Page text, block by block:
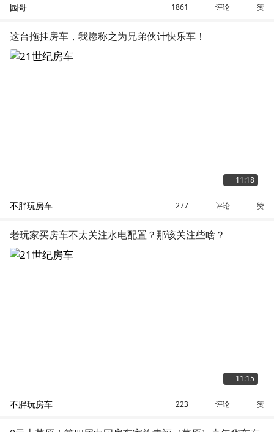
园哥 1861 评论 赞
这台拖挂房车，我愿称之为兄弟伙计快乐车！
11:18
不胖玩房车 277 评论 赞
老玩家买房车不太关注水电配置？那该关注些啥？
11:15
不胖玩房车 223 评论 赞